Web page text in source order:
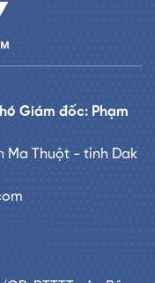
Giám đốc: Phạm
Ma Thuột - tỉnh Dak